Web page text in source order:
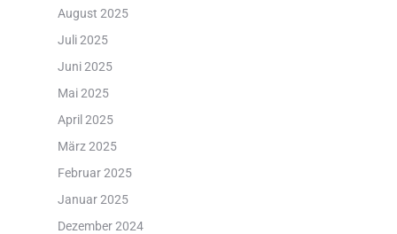
August 2025
Juli 2025
Juni 2025
Mai 2025
April 2025
März 2025
Februar 2025
Januar 2025
Dezember 2024